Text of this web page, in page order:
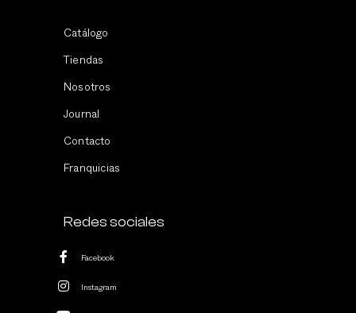
Catálogo
Tiendas
Nosotros
Journal
Contacto
Franquicias
Redes sociales
Facebook
Instagram